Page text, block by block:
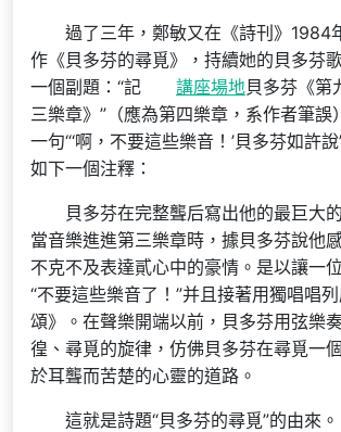
過了三年，鄭敏又在《詩刊》1984
作《貝多芬的尋覓》，持續她的貝多芬
一個副題：“記
講座場地貝多芬《
三樂章》”（應為第四樂章，系作者筆誤
一句“‘啊，不要這些樂音！’貝多芬如許
如下一個注釋：
貝多芬在完整聾后寫出他的最巨大
當音樂進進第三樂章時，據貝多芬說他
不克不及表達貳心中的豪情。是以讓一
“不要這些樂音了！”并且接著用獨唱唱
頌》。在聲樂開端以前，貝多芬用弦樂
徨、尋覓的旋律，仿佛貝多芬在尋覓一
於耳聾而苦楚的心靈的道路。
這就是詩題“貝多芬的尋覓”的由來。